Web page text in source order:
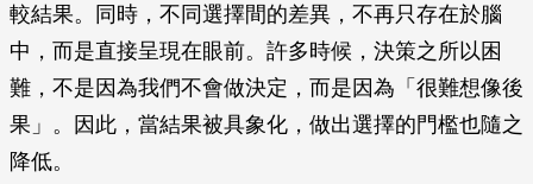
較結果。同時，不同選擇間的差異，不再只存在於腦
中，而是直接呈現在眼前。許多時候，決策之所以困
難，不是因為我們不會做決定，而是因為「很難想像後
果」。因此，當結果被具象化，做出選擇的門檻也隨之
降低。